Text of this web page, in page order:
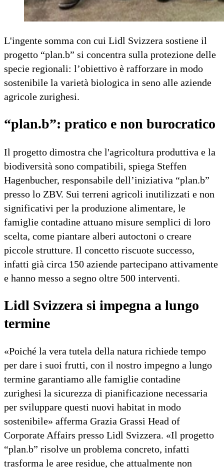
L'ingente somma con cui Lidl Svizzera sostiene il
progetto “plan.b” si concentra sulla protezione delle
specie regionali: l’obiettivo è rafforzare in modo
sostenibile la varietà biologica in seno alle aziende
agricole zurighesi.
“plan.b”: pratico e non burocratico
Il progetto dimostra che l'agricoltura produttiva e la
biodiversità sono compatibili, spiega Steffen
Hagenbucher, responsabile dell’iniziativa “plan.b”
presso lo ZBV. Sui terreni agricoli inutilizzati e non
significativi per la produzione alimentare, le
famiglie contadine attuano misure semplici di loro
scelta, come piantare alberi autoctoni o creare
piccole strutture. Il concetto riscuote successo,
infatti già circa 150 aziende partecipano attivamente
e hanno messo a segno oltre 500 interventi.
Lidl Svizzera si impegna a lungo
termine
«Poiché la vera tutela della natura richiede tempo
per dare i suoi frutti, con il nostro impegno a lungo
termine garantiamo alle famiglie contadine
zurighesi la sicurezza di pianificazione necessaria
per sviluppare questi nuovi habitat in modo
sostenibile» afferma Grazia Grassi Head of
Corporate Affairs presso Lidl Svizzera. «Il progetto
“plan.b” risolve un problema concreto, infatti
trasforma le aree residue, che attualmente non